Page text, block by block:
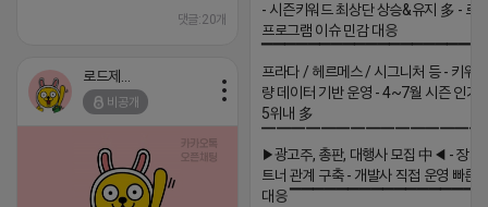
댓글:20개
- 시즌키워드 최상단 상승&유지 多 - 로
프로그램 이슈 민감 대응
▔▔▔▔▔▔▔▔▔▔▔▔▔▔▔▔▔▔ ▶
프라다 / 헤르메스 / 시그니처 등 - 키워
량 데이터 기반 운영 - 4~7월 시즌 인기
5위내 多
▶광고주, 총판, 대행사 모집 中◀ - 장기
트너 관계 구축 - 개발사 직접 운영 빠른
대응
비공개